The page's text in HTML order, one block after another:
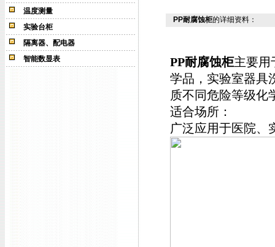
温度测量
实验台柜
隔离器、配电器
智能数显表
PP耐腐蚀柜的详细资料：
PP耐腐蚀柜主要用
学品，实验室器具
质不同危险等级化
适合场所：
广泛应用于医院、